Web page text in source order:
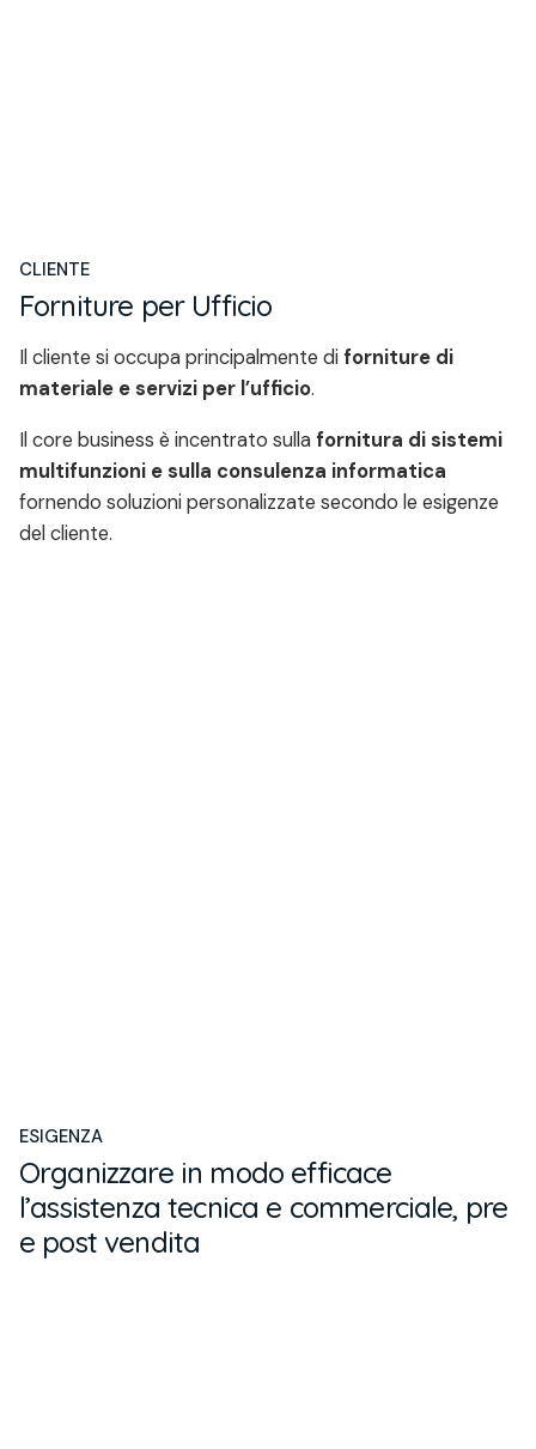
CLIENTE
Forniture per Ufficio
Il cliente si occupa principalmente di forniture di
materiale e servizi per l’ufficio.
Il core business è incentrato sulla fornitura di sistemi
multifunzioni e sulla consulenza informatica
fornendo soluzioni personalizzate secondo le esigenze
del cliente.
ESIGENZA
Organizzare in modo efficace
l’assistenza tecnica e commerciale, pre
e post vendita